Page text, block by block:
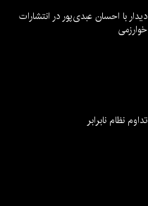
دیدار با احسان عبدی‌پور در انتشارات
خوارزمی
تداوم نظام نابرابر